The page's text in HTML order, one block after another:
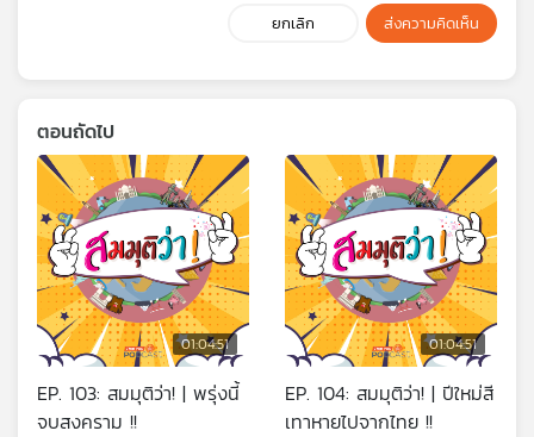
ยกเลิก ส่งความคิดเห็น
ตอนถัดไป
01:04:51
EP. 103: สมมุติว่า! | พรุ่งนี้
จบสงคราม !!
01:04:51
EP. 104: สมมุติว่า! | ปีใหม่สี
เทาหายไปจากไทย !!